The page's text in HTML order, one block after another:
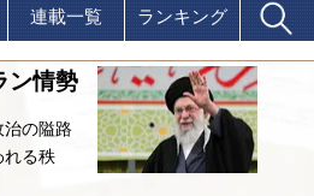
連載一覧 ランキング
ン情勢
の隘路
る秩